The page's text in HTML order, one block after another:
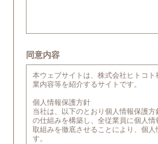
同意内容
本ウェブサイトは、株式会社ヒトコ
業内容等を紹介するサイトです。
個人情報保護方針
当社は、以下のとおり個人情報保護
の仕組みを構築し、全従業員に個人情
取組みを徹底させることにより、個人
す。